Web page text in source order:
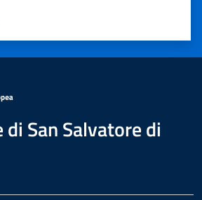
5 stelle su 5
stelle su 5
su 5
5
di San Salvatore di